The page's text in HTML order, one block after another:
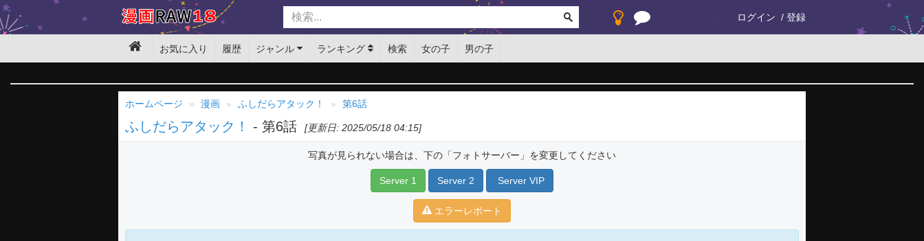
ログイン 登録
お気に入り 履歴 ジャンル ランキング 検索 女の子 男の子
ホームページ 漫画 ふしだらアタック！ 第6話
ふしだらアタック！ - 第6話 [更新日: 2025/05/18 04:15]
写真が見られない場合は、下の「フォトサーバー」を変更してください
Server 1 Server 2 Server VIP
エラーレポート